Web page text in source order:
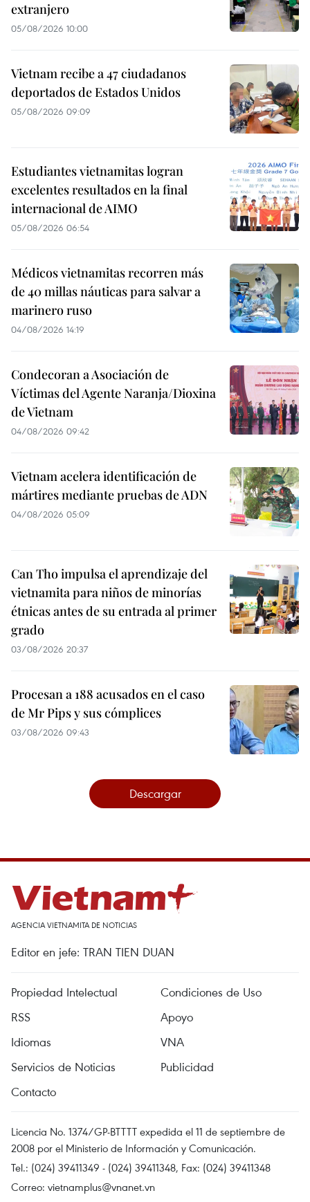
extranjero
05/08/2026 10:00
Vietnam recibe a 47 ciudadanos
deportados de Estados Unidos
05/08/2026 09:09
Estudiantes vietnamitas logran
excelentes resultados en la final
internacional de AIMO
05/08/2026 06:54
Médicos vietnamitas recorren más
de 40 millas náuticas para salvar a
marinero ruso
04/08/2026 14:19
Condecoran a Asociación de
Víctimas del Agente Naranja/Dioxina
de Vietnam
04/08/2026 09:42
Vietnam acelera identificación de
mártires mediante pruebas de ADN
04/08/2026 05:09
Can Tho impulsa el aprendizaje del
vietnamita para niños de minorías
étnicas antes de su entrada al primer
grado
03/08/2026 20:37
Procesan a 188 acusados en el caso
de Mr Pips y sus cómplices
03/08/2026 09:43
Descargar
AGENCIA VIETNAMITA DE NOTICIAS
Editor en jefe: TRAN TIEN DUAN
Propiedad Intelectual
Condiciones de Uso
RSS
Apoyo
Idiomas
VNA
Servicios de Noticias
Publicidad
Contacto
Licencia No. 1374/GP-BTTTT expedida el 11 de septiembre de
2008 por el Ministerio de Información y Comunicación.
Tel.: (024) 39411349 - (024) 39411348, Fax: (024) 39411348
Correo: vietnamplus@vnanet.vn